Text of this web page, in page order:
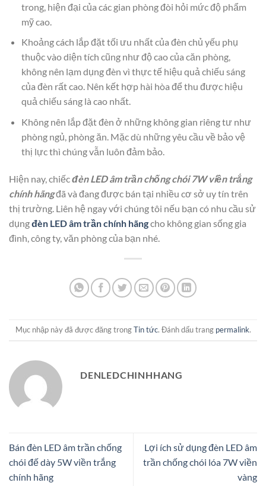
trong, hiện đại của các gian phòng đòi hỏi mức độ phẩm
mỹ cao.
Khoảng cách lắp đặt tối ưu nhất của đèn chủ yếu phụ
thuộc vào diện tích cũng như độ cao của căn phòng,
không nên lạm dụng đèn vì thực tế hiệu quả chiếu sáng
của đèn rất cao. Nên kết hợp hài hòa để thu được hiệu
quả chiếu sáng là cao nhất.
Không nên lắp đặt đèn ở những không gian riêng tư như
phòng ngủ, phòng ăn. Mặc dù những yêu cầu về bảo vệ
thị lực thì chúng vẫn luôn đảm bảo.
Hiện nay, chiếcđèn LED âm trần chống chói 7W viền trắng
chính hãngđã và đang được bán tại nhiều cơ sở uy tín trên
thị trường. Liên hệ ngay với chúng tôi nếu bạn có nhu cầu sử
dụngđèn LED âm trần chính hãngcho không gian sống gia
đình, công ty, văn phòng của bạn nhé.
Mục nhập này đã được đăng trongTin tức. Đánh dấu trang permalink.
DENLEDCHINHHANG
Bán đèn LED âm trần chống
chói đế dày 5W viền trắng
chính hãng
Lợi ích sử dụng đèn LED âm
trần chống chói lóa 7W viền
vàng